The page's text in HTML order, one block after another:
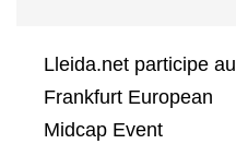
Lleida.net participe au
Frankfurt European
Midcap Event